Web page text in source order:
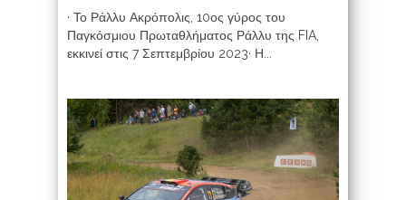
· Το Ράλλυ Ακρόπολις, 10ος γύρος του
Παγκόσμιου Πρωταθλήματος Ράλλυ της FIA,
εκκινεί στις 7 Σεπτεμβρίου 2023· Η...